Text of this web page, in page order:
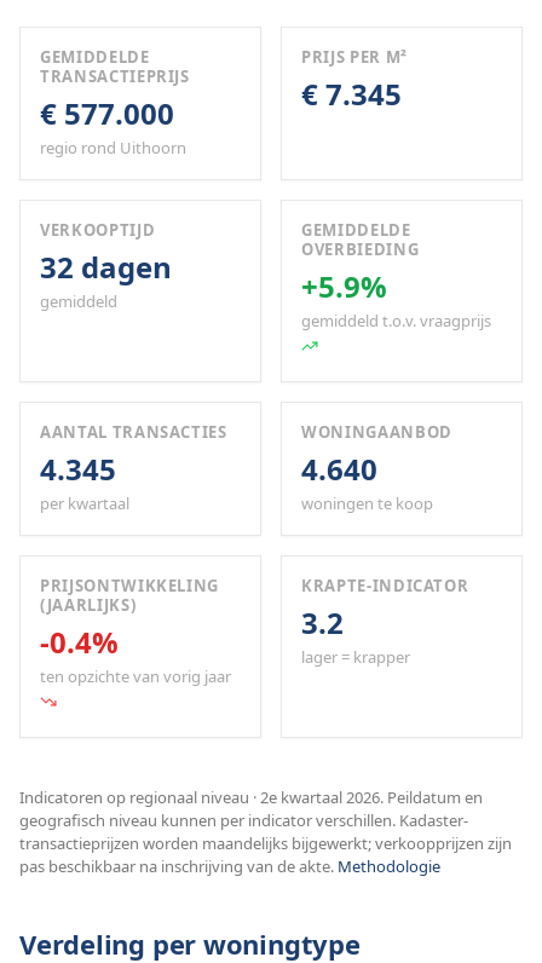
GEMIDDELDE
TRANSACTIEPRIJS
€ 577.000
regio rond Uithoorn
PRIJS PER M²
€ 7.345
VERKOOPTIJD
32 dagen
gemiddeld
GEMIDDELDE
OVERBIEDING
+5.9%
gemiddeld t.o.v. vraagprijs
AANTAL TRANSACTIES
4.345
per kwartaal
WONINGAANBOD
4.640
woningen te koop
PRIJSONTWIKKELING
(JAARLIJKS)
-0.4%
ten opzichte van vorig jaar
KRAPTE-INDICATOR
3.2
lager = krapper
Indicatoren op regionaal niveau · 2e kwartaal 2026. Peildatum en
geografisch niveau kunnen per indicator verschillen. Kadaster-
transactieprijzen worden maandelijks bijgewerkt; verkoopprijzen zijn
pas beschikbaar na inschrijving van de akte. Methodologie
Verdeling per woningtype